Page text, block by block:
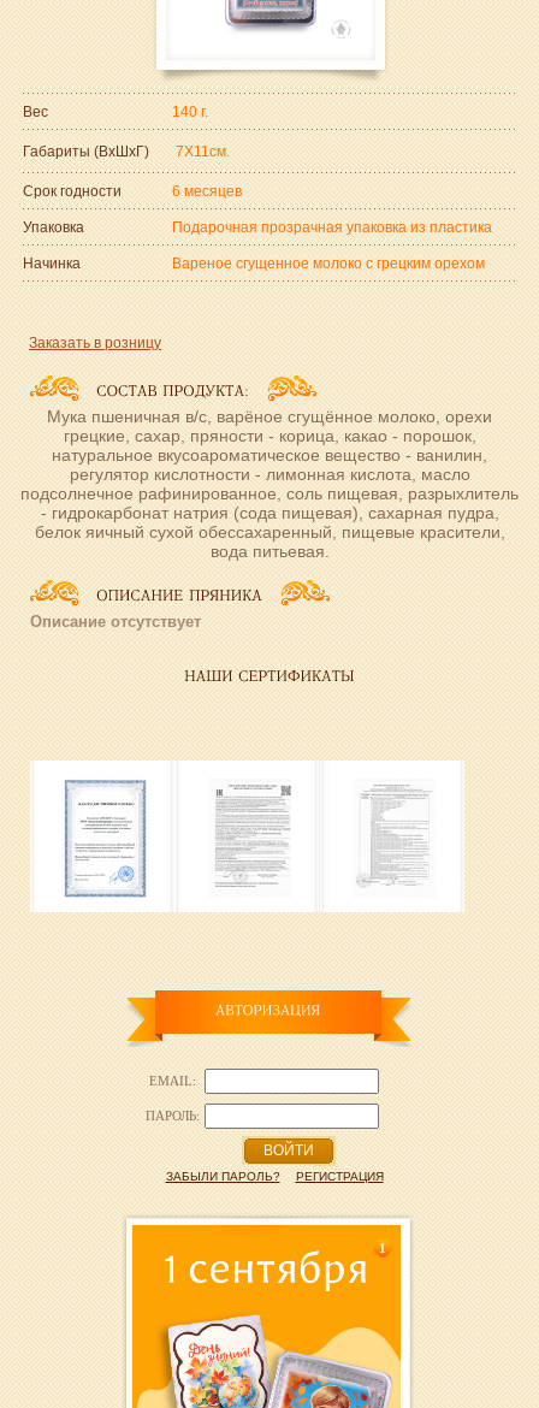
Вес 140 г.
Габариты (ВxШxГ) 7Х11см.
Срок годности 6 месяцев
Упаковка Подарочная прозрачная упаковка из пластика
Начинка Вареное сгущенное молоко с грецким орехом
Заказать в розницу
Мука пшеничная в/с, варёное сгущённое молоко, орехи
грецкие, сахар, пряности - корица, какао - порошок,
натуральное вкусоароматическое вещество - ванилин,
регулятор кислотности - лимонная кислота, масло
подсолнечное рафинированное, соль пищевая, разрыхлитель
- гидрокарбонат натрия (сода пищевая), сахарная пудра,
белок яичный сухой обессахаренный, пищевые красители,
вода питьевая.
Описание отсутствует
EMAIL:
ПАРОЛЬ:
ВОЙТИ
ЗАБЫЛИ ПАРОЛЬ? РЕГИСТРАЦИЯ
1